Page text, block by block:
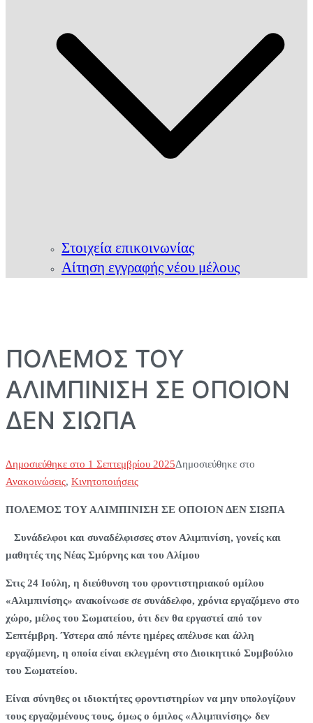
Στοιχεία επικοινωνίας
Αίτηση εγγραφής νέου μέλους
ΠΟΛΕΜΟΣ ΤΟΥ
ΑΛΙΜΠΙΝΙΣΗ ΣΕ ΟΠΟΙΟΝ
ΔΕΝ ΣΙΩΠΑ
Δημοσιεύθηκε στο 1 Σεπτεμβρίου 2025Δημοσιεύθηκε στο
Ανακοινώσεις, Κινητοποιήσεις
ΠΟΛΕΜΟΣ ΤΟΥ ΑΛΙΜΠΙΝΙΣΗ ΣΕ ΟΠΟΙΟΝ ΔΕΝ ΣΙΩΠΑ
Συνάδελφοι και συναδέλφισσες στον Αλιμπινίση, γονείς και
μαθητές της Νέας Σμύρνης και του Αλίμου
Στις 24 Ιούλη, η διεύθυνση του φροντιστηριακού ομίλου
«Αλιμπινίσης» ανακοίνωσε σε συνάδελφο, χρόνια εργαζόμενο στο
χώρο, μέλος του Σωματείου, ότι δεν θα εργαστεί από τον
Σεπτέμβρη. Ύστερα από πέντε ημέρες απέλυσε και άλλη
εργαζόμενη, η οποία είναι εκλεγμένη στο Διοικητικό Συμβούλιο
του Σωματείου.
Είναι σύνηθες οι ιδιοκτήτες φροντιστηρίων να μην υπολογίζουν
τους εργαζομένους τους, όμως ο όμιλος «Αλιμπινίσης» δεν